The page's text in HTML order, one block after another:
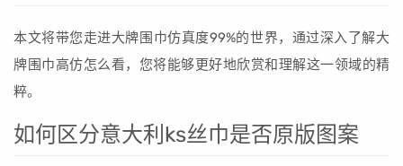
本文将带您走进大牌围巾仿真度99%的世界，通过深入了解大
牌围巾高仿怎么看，您将能够更好地欣赏和理解这一领域的精
粹。
如何区分意大利ks丝巾是否原版图案